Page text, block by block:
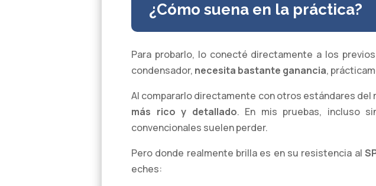
¿Cómo suena en la práctica?
Para probarlo, lo conecté directamente a los
condensador, necesita bastante ganancia,
Al compararlo directamente con otros estándares del
más rico y detallado. En mis pruebas, incluso
convencionales suelen perder.
Pero donde realmente brilla es en su resistencia al
eches: